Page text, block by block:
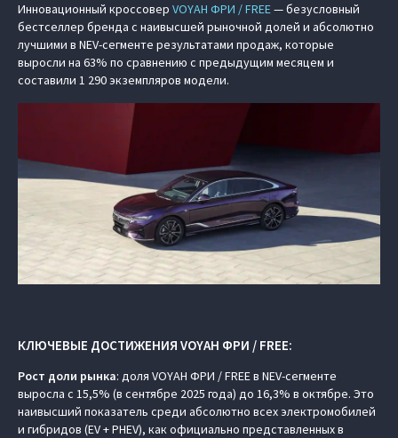
Инновационный кроссовер VOYAH ФРИ / FREE— безусловный
бестселлер бренда с наивысшей рыночной долей и абсолютно
лучшими в NEV-сегменте результатами продаж, которые
выросли на 63% по сравнению с предыдущим месяцем и
составили 1 290 экземпляров модели.
КЛЮЧЕВЫЕ ДОСТИЖЕНИЯ VOYAH ФРИ / FREE:
Рост доли рынка: доля VOYAH ФРИ / FREE в NEV-сегменте
выросла с 15,5% (в сентябре 2025 года) до 16,3% в октябре. Это
наивысший показатель среди абсолютно всех электромобилей
и гибридов (EV + PHEV), как официально представленных в